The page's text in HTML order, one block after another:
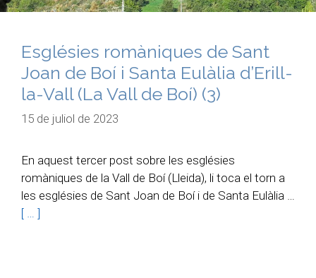
Esglésies romàniques de Sant
Joan de Boí i Santa Eulàlia d’Erill-
la-Vall (La Vall de Boí) (3)
15 de juliol de 2023
En aquest tercer post sobre les esglésies
romàniques de la Vall de Boí (Lleida), li toca el torn a
les esglésies de Sant Joan de Boí i de Santa Eulàlia …
[ … ]